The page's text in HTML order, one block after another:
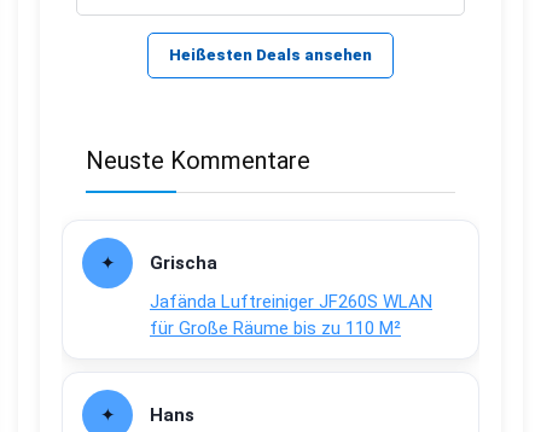
Heißesten Deals ansehen
Neuste Kommentare
Grischa
Jafända Luftreiniger JF260S WLAN
für Große Räume bis zu 110 M²
Hans